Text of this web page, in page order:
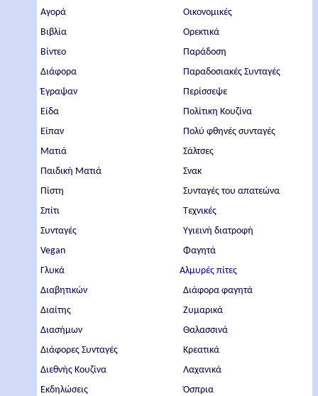
Αγορά
Βιβλία
Βίντεο
Διάφορα
Έγραψαν
Είδα
Είπαν
Ματιά
Παιδική Ματιά
Πίστη
Σπίτι
Συνταγές
Vegan
Γλυκά
Διαβητικών
Διαίτης
Διασήμων
Διάφορες Συνταγές
Διεθνής Κουζίνα
Εκδηλώσεις
Οικονομικές
Ορεκτικά
Παράδοση
Παραδοσιακές Συνταγές
Περίσσεψε
Πολίτικη Κουζίνα
Πολύ φθηνές συνταγές
Σάλτσες
Σνακ
Συνταγές του απατεώνα
Τεχνικές
Υγιεινή διατροφή
Φαγητά
Αλμυρές πίτες
Διάφορα φαγητά
Ζυμαρικά
Θαλασσινά
Κρεατικά
Λαχανικά
Όσπρια